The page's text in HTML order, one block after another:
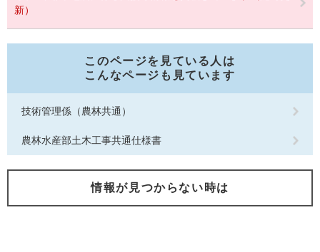
新）
このページを見ている人は
こんなページも見ています
技術管理係（農林共通）
農林水産部土木工事共通仕様書
情報が見つからない時は